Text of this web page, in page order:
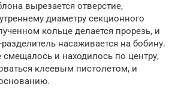
вырезается отверстие,
диаметру секционного
кольце делается прорезь, и
насаживается на бобину.
и находилось по центру,
клеевым пистолетом, и